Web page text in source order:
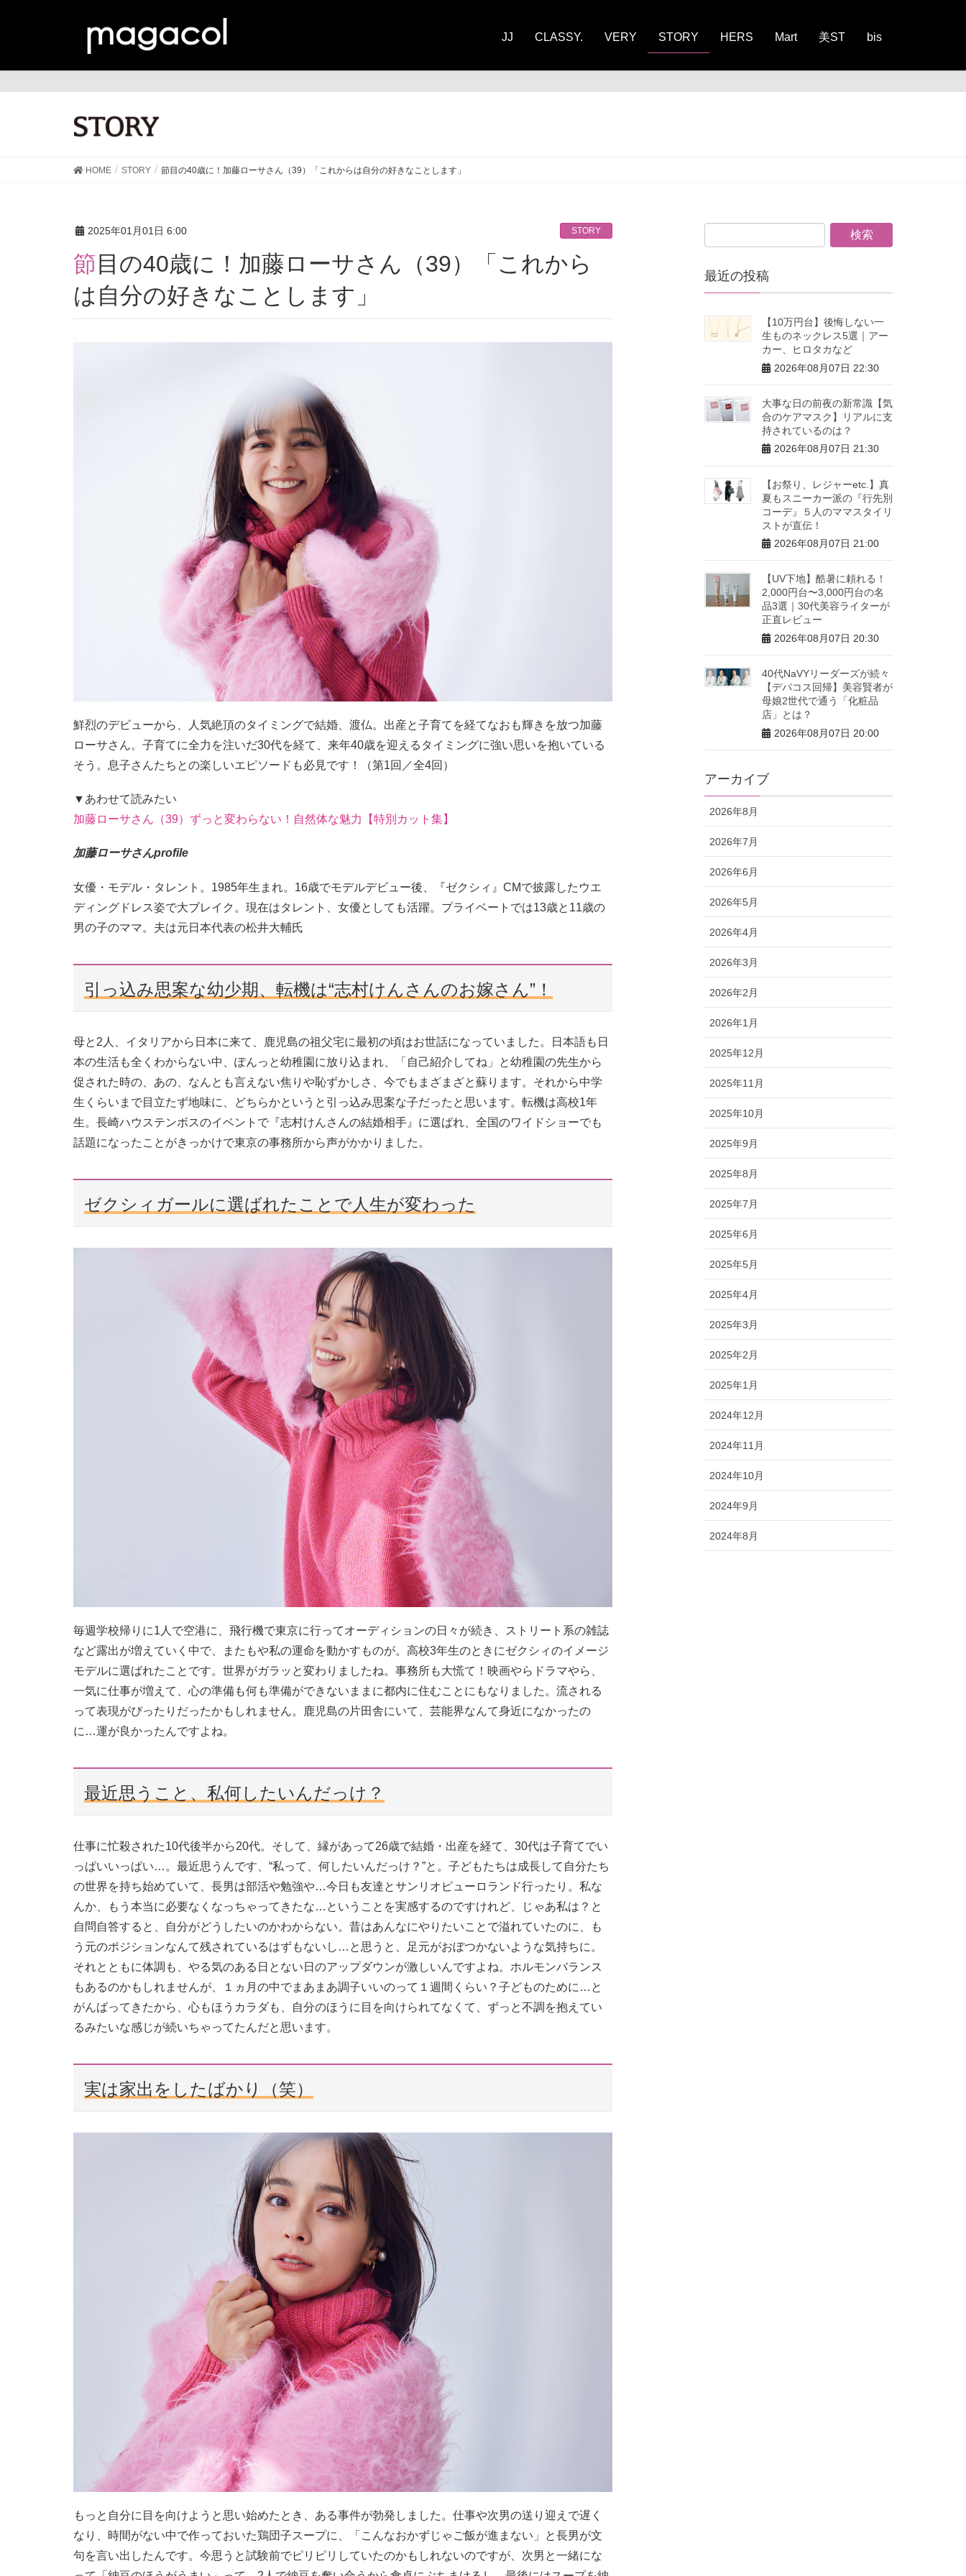
JJ CLASSY. VERY STORY HERS Mart 美ST bis
HOME STORY 節目の40歳に！加藤ローサさん（39）「これからは自分の好きなことします」
2025年01月01日 6:00 STORY
節目の40歳に！加藤ローサさん（39）「これから
は自分の好きなことします」
鮮烈のデビューから、人気絶頂のタイミングで結婚、渡仏。出産と子育てを経てなおも輝きを放つ加藤
ローサさん。子育てに全力を注いだ30代を経て、来年40歳を迎えるタイミングに強い思いを抱いている
そう。息子さんたちとの楽しいエピソードも必見です！（第1回／全4回）
▼あわせて読みたい
加藤ローサさん（39）ずっと変わらない！自然体な魅力【特別カット集】
加藤ローサさんprofile
女優・モデル・タレント。1985年生まれ。16歳でモデルデビュー後、『ゼクシィ』CMで披露したウエ
ディングドレス姿で大ブレイク。現在はタレント、女優としても活躍。プライベートでは13歳と11歳の
男の子のママ。夫は元日本代表の松井大輔氏
引っ込み思案な幼少期、転機は“志村けんさんのお嫁さん”！
母と2人、イタリアから日本に来て、鹿児島の祖父宅に最初の頃はお世話になっていました。日本語も日
本の生活も全くわからない中、ぽんっと幼稚園に放り込まれ、「自己紹介してね」と幼稚園の先生から
促された時の、あの、なんとも言えない焦りや恥ずかしさ、今でもまざまざと蘇ります。それから中学
生くらいまで目立たず地味に、どちらかというと引っ込み思案な子だったと思います。転機は高校1年
生。長崎ハウステンボスのイベントで『志村けんさんの結婚相手』に選ばれ、全国のワイドショーでも
話題になったことがきっかけで東京の事務所から声がかかりました。
ゼクシィガールに選ばれたことで人生が変わった
毎週学校帰りに1人で空港に、飛行機で東京に行ってオーディションの日々が続き、ストリート系の雑誌
など露出が増えていく中で、またもや私の運命を動かすものが。高校3年生のときにゼクシィのイメージ
モデルに選ばれたことです。世界がガラッと変わりましたね。事務所も大慌て！映画やらドラマやら、
一気に仕事が増えて、心の準備も何も準備ができないままに都内に住むことにもなりました。流される
って表現がぴったりだったかもしれません。鹿児島の片田舎にいて、芸能界なんて身近になかったの
に…運が良かったんですよね。
最近思うこと、私何したいんだっけ？
仕事に忙殺された10代後半から20代。そして、縁があって26歳で結婚・出産を経て、30代は子育てでい
っぱいいっぱい…。最近思うんです、“私って、何したいんだっけ？”と。子どもたちは成長して自分たち
の世界を持ち始めていて、長男は部活や勉強や…今日も友達とサンリオピューロランド行ったり。私な
んか、もう本当に必要なくなっちゃってきたな…ということを実感するのですけれど、じゃあ私は？と
自問自答すると、自分がどうしたいのかわからない。昔はあんなにやりたいことで溢れていたのに、も
う元のポジションなんて残されているはずもないし…と思うと、足元がおぼつかないような気持ちに。
それとともに体調も、やる気のある日とない日のアップダウンが激しいんですよね。ホルモンバランス
もあるのかもしれませんが、１ヵ月の中でまあまあ調子いいのって１週間くらい？子どものために…と
がんばってきたから、心もほうカラダも、自分のほうに目を向けられてなくて、ずっと不調を抱えてい
るみたいな感じが続いちゃってたんだと思います。
実は家出をしたばかり（笑）
もっと自分に目を向けようと思い始めたとき、ある事件が勃発しました。仕事や次男の送り迎えで遅く
なり、時間がない中で作っておいた鶏団子スープに、「こんなおかずじゃご飯が進まない」と長男が文
句を言い出したんです。今思うと試験前でピリピリしていたのかもしれないのですが、次男と一緒にな
最近の投稿
【10万円台】後悔しない一
生ものネックレス5選｜アー
カー、ヒロタカなど
2026年08月07日 22:30
大事な日の前夜の新常識【気
合のケアマスク】リアルに支
持されているのは？
2026年08月07日 21:30
【お祭り、レジャーetc.】真
夏もスニーカー派の『行先別
コーデ』５人のママスタイリ
ストが直伝！
2026年08月07日 21:00
【UV下地】酷暑に頼れる！
2,000円台〜3,000円台の名
品3選｜30代美容ライターが
正直レビュー
2026年08月07日 20:30
40代NaVYリーダーズが続々
【デパコス回帰】美容賢者が
母娘2世代で通う「化粧品
店」とは？
2026年08月07日 20:00
アーカイブ
2026年8月
2026年7月
2026年6月
2026年5月
2026年4月
2026年3月
2026年2月
2026年1月
2025年12月
2025年11月
2025年10月
2025年9月
2025年8月
2025年7月
2025年6月
2025年5月
2025年4月
2025年3月
2025年2月
2025年1月
2024年12月
2024年11月
2024年10月
2024年9月
2024年8月